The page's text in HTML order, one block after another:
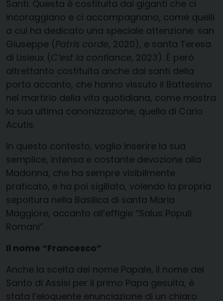
Santi. Questa è costituita dai giganti che ci
incoraggiano e ci accompagnano, come quelli
a cui ha dedicato una speciale attenzione: san
Giuseppe (Patris corde, 2020), e santa Teresa
di Lisieux (C’est la confiance, 2023). È però
altrettanto costituita anche dai santi della
porta accanto, che hanno vissuto il Battesimo
nel martirio della vita quotidiana, come mostra
la sua ultima canonizzazione, quella di Carlo
Acutis.
In questo contesto, voglio inserire la sua
semplice, intensa e costante devozione alla
Madonna, che ha sempre visibilmente
praticato, e ha poi sigillato, volendo la propria
sepoltura nella Basilica di santa Maria
Maggiore, accanto all’effigie “Salus Populi
Romani”.
Il nome “Francesco”
Anche la scelta del nome Papale, il nome del
Santo di Assisi per il primo Papa gesuita, è
stata l’eloquente enunciazione di un chiaro